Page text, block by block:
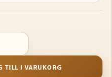
TILL I VARUKORG